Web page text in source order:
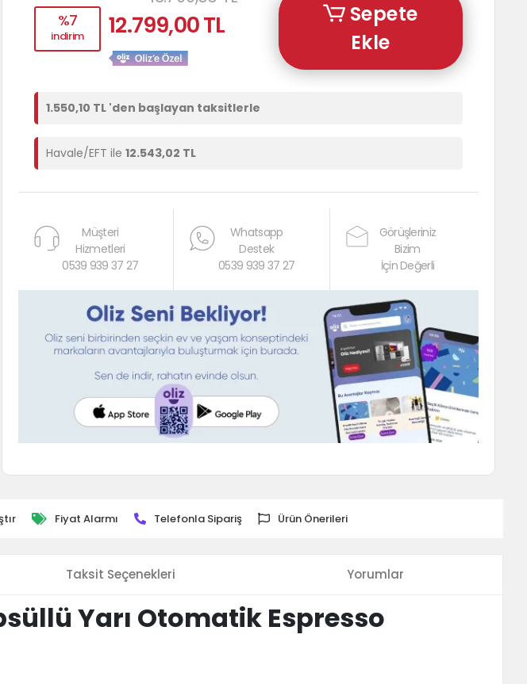
%7
indirim 12.799,00 TL
Sepete
Ekle
1.550,10 TL 'den başlayan taksitlerle
Havale/EFT ile 12.543,02 TL
Müşteri
Hizmetleri
0539 939 37 27
Whatsapp
Destek
0539 939 37 27
Görüşleriniz
Bizim
İçin Değerli
Fiyat Alarmı Telefonla Sipariş Ürün Önerileri
Taksit Seçenekleri Yorumlar
Yarı Otomatik Espresso